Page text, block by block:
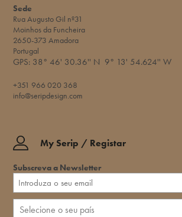
Sede
Rua Augusto Gil nº31
Moinhos da Funcheira
2650-373 Amadora
Portugal
GPS: 38° 46' 30.36'' N 9° 13' 54.624'' W​
+351 966 020 368
info@seripdesign.com
My Serip / Registar
Subscreva a Newsletter
Selecione o seu país